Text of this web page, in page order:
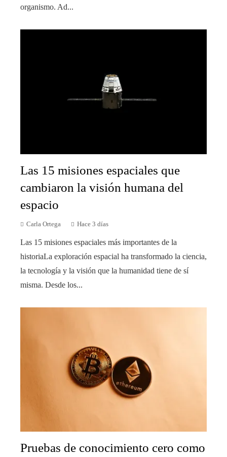
organismo. Ad...
Las 15 misiones espaciales que
cambiaron la visión humana del
espacio
Carla Ortega Hace 3 días
Las 15 misiones espaciales más importantes de la
historiaLa exploración espacial ha transformado la ciencia,
la tecnología y la visión que la humanidad tiene de sí
misma. Desde los...
Pruebas de conocimiento cero como